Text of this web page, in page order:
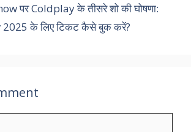
पर Coldplay के तीसरे शो की घोषणा:
के लिए टिकट कैसे बुक करें?